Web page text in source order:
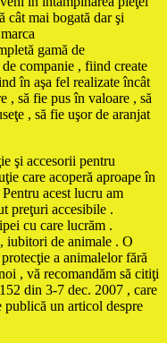
cât mai bogată dar şi
gamă de
companie , fiind create
în aşa fel realizate încât
, să fie pus în valoare , să
, să fie uşor de aranjat
şi accesorii pentru
care acoperă aproape în
acest lucru am
preţuri accesibile .
cu care lucrăm .
iubitori de animale . O
a animalelor fără
, vă recomandăm să citiţi
din 3-7 dec. 2007 , care
publică un articol despre